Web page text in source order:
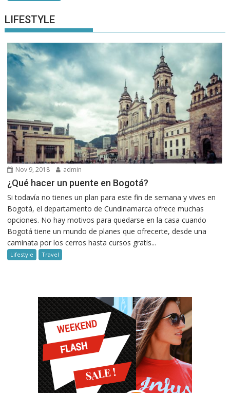
LIFESTYLE
Nov 9, 2018 admin
¿Qué hacer un puente en Bogotá?
Si todavía no tienes un plan para este fin de semana y vives en
Bogotá, el departamento de Cundinamarca ofrece muchas
opciones. No hay motivos para quedarse en la casa cuando
Bogotá tiene un mundo de planes que ofrecerte, desde una
caminata por los cerros hasta cursos gratis...
Lifestyle Travel